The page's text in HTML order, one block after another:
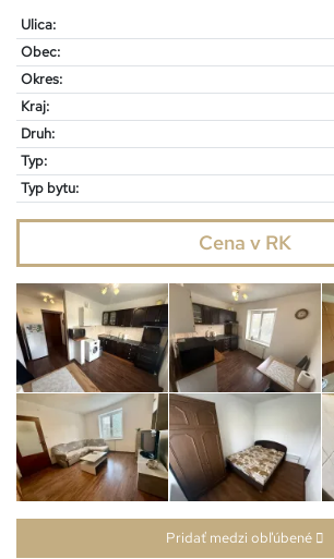
Ulica:
Obec:
Okres:
Kraj:
Druh:
Typ:
Typ bytu:
Cena v RK
Pridať medzi obľúbené